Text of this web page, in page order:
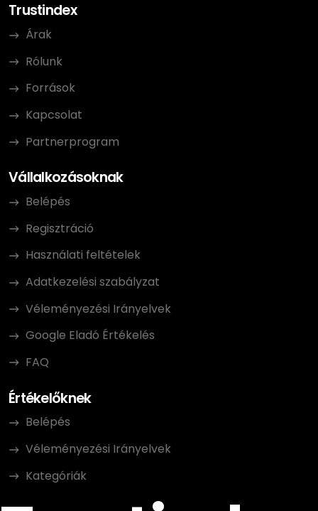
Trustindex
Árak
Rólunk
Források
Kapcsolat
Partnerprogram
Vállalkozásoknak
Belépés
Regisztráció
Használati feltételek
Adatkezelési szabályzat
Véleményezési Irányelvek
Google Eladó Értékelés
FAQ
Értékelőknek
Belépés
Véleményezési Irányelvek
Kategóriák